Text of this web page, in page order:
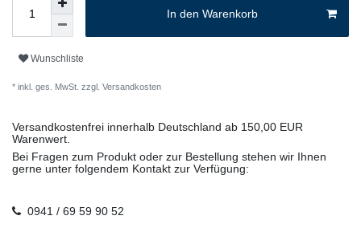
In den Warenkorb
Wunschliste
* inkl. ges. MwSt. zzgl. Versandkosten
Versandkostenfrei innerhalb Deutschland ab 150,00 EUR
Warenwert.
Bei Fragen zum Produkt oder zur Bestellung stehen wir Ihnen
gerne unter folgendem Kontakt zur Verfügung:
0941 / 69 59 90 52